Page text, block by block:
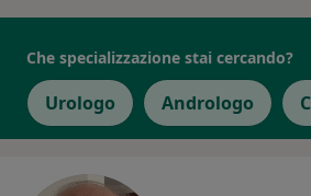
Che specializzazione stai cercando?
Urologo Andrologo